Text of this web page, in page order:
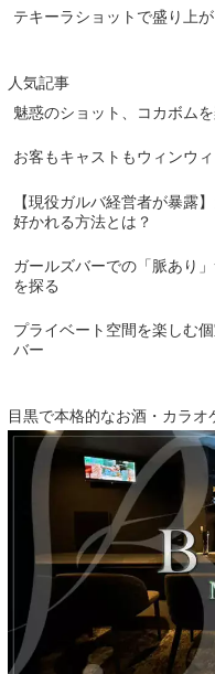
テキーラショットで盛り上
人気記事
魅惑のショット、コカボム
お客もキャストもウィンウ
【現役ガルバ経営者が暴露
好かれる方法とは？
ガールズバーでの「脈あり
を探る
プライベート空間を楽しむ
バー
目黒で本格的なお酒・カラ